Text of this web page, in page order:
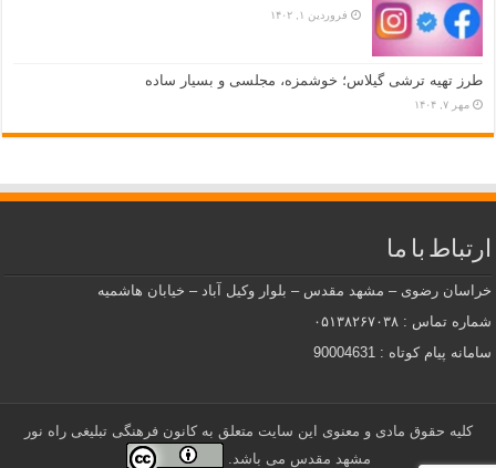
فروردین ۱, ۱۴۰۲
طرز تهیه ترشی گیلاس؛ خوشمزه، مجلسی و بسیار ساده
مهر ۷, ۱۴۰۴
ارتباط با ما
خراسان رضوی – مشهد مقدس – بلوار وکیل آباد – خیابان هاشمیه
شماره تماس : ۰۵۱۳۸۲۶۷۰۳۸
سامانه پیام کوتاه : 90004631
کلیه حقوق مادی و معنوی این سایت متعلق به کانون فرهنگی تبلیغی راه نور
مشهد مقدس می باشد.